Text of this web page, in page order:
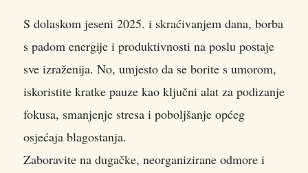
S dolaskom jeseni 2025. i skraćivanjem dana, borba
s padom energije i produktivnosti na poslu postaje
sve izraženija. No, umjesto da se borite s umorom,
iskoristite kratke pauze kao ključni alat za podizanje
fokusa, smanjenje stresa i poboljšanje općeg
osjećaja blagostanja.
Zaboravite na dugačke, neorganizirane odmore i